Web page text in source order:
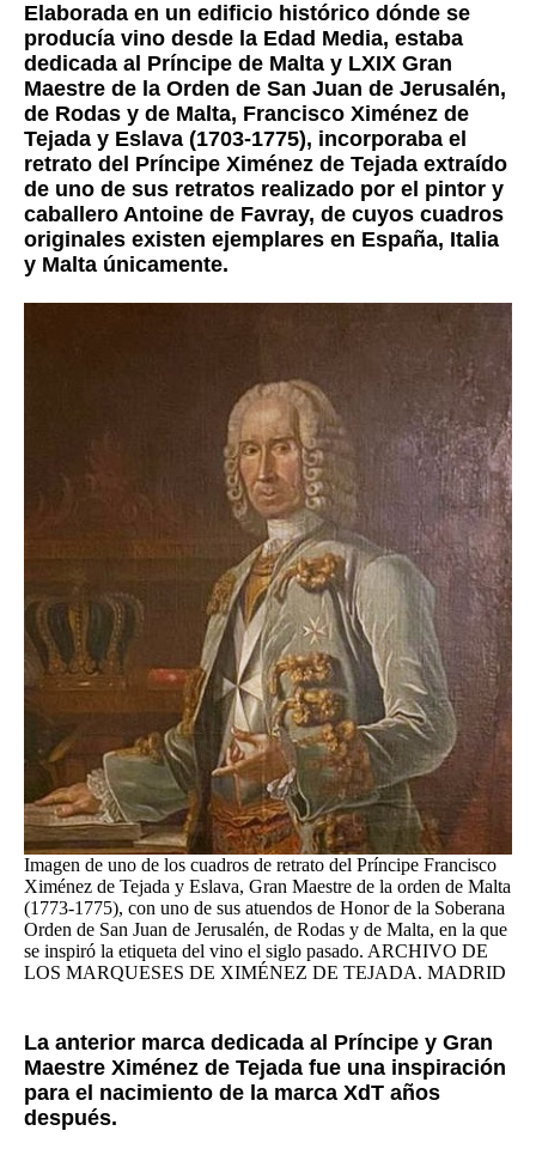
Elaborada en un edificio histórico dónde se
producía vino desde la Edad Media, estaba
dedicada al Príncipe de Malta y LXIX Gran
Maestre de la Orden de San Juan de Jerusalén,
de Rodas y de Malta, Francisco Ximénez de
Tejada y Eslava (1703-1775), incorporaba el
retrato del Príncipe Ximénez de Tejada extraído
de uno de sus retratos realizado por el pintor y
caballero Antoine de Favray, de cuyos cuadros
originales existen ejemplares en España, Italia
y Malta únicamente.
Imagen de uno de los cuadros de retrato del Príncipe Francisco
Ximénez de Tejada y Eslava, Gran Maestre de la orden de Malta
(1773-1775), con uno de sus atuendos de Honor de la Soberana
Orden de San Juan de Jerusalén, de Rodas y de Malta, en la que
se inspiró la etiqueta del vino el siglo pasado. ARCHIVO DE
LOS MARQUESES DE XIMÉNEZ DE TEJADA. MADRID
La anterior marca dedicada al Príncipe y Gran
Maestre Ximénez de Tejada fue una inspiración
para el nacimiento de la marca XdT años
después.